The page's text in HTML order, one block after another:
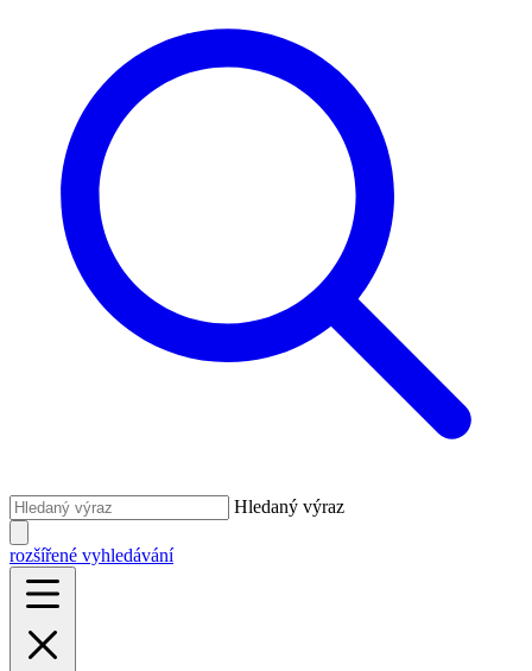
Hledaný výraz
rozšířené vyhledávání